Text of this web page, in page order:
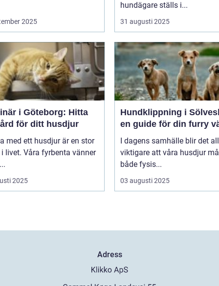
2025
hundägare ställs i...
31 augusti 2025
i Göteborg: Hitta
för ditt husdjur
med ett husdjur är en stor
livet. Våra fyrbenta vänner
2025
Hundklippning i
en guide för din furry
I dagens samhälle blir det
viktigare att våra husdjur
både fysis...
03 augusti 2025
Adress